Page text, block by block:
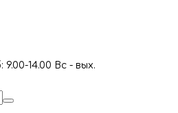
9.00-14.00 Вс - вых.